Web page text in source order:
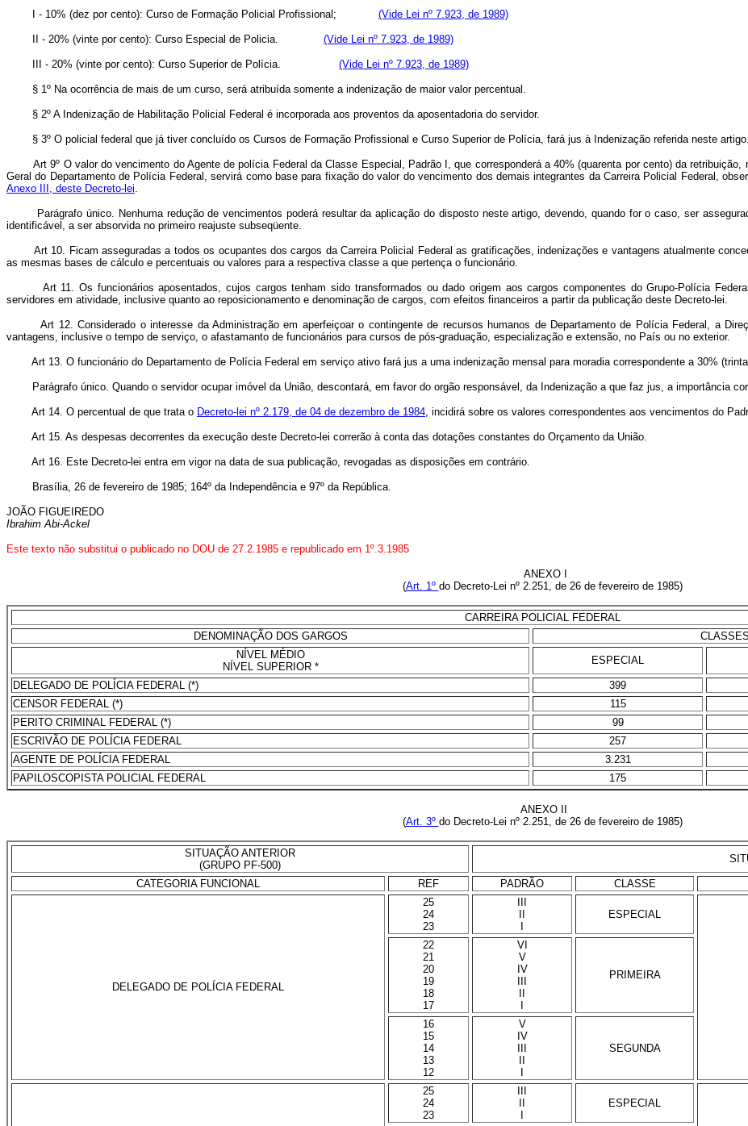
I - 10% (dez por cento): Curso de Formação Policial Profissional; (Vide Lei nº 7.923, de 1989)
II - 20% (vinte por cento): Curso Especial de Policia. (Vide Lei nº 7.923, de 1989)
III - 20% (vinte por cento): Curso Superior de Polícia. (Vide Lei nº 7.923, de 1989)
§ 1º Na ocorrência de mais de um curso, será atribuída somente a indenização de maior valor percentual.
§ 2º A Indenização de Habilitação Policial Federal é incorporada aos proventos da aposentadoria do servidor.
§ 3º O policial federal que já tiver concluído os Cursos de Formação Profissional e Curso Superior de Polícia, fará jus à Indenização referida neste artigo.
Art 9º O valor do vencimento do Agente de polícia Federal da Classe Especial, Padrão I, que corresponderá a 40% (quarenta por cento) da
Geral do Departamento de Polícia Federal, servirá como base para fixação do valor do vencimento dos demais integrantes da Carreira Policial Federal,
Anexo III, deste Decreto-lei
Parágrafo único. Nenhuma redução de vencimentos poderá resultar da aplicação do disposto neste artigo, devendo, quando for o caso, ser
identificável, a ser absorvida no primeiro reajuste subseqüente.
Art 10. Ficam asseguradas a todos os ocupantes dos cargos da Carreira Policial Federal as gratificações, indenizações e vantagens atualmente
as mesmas bases de cálculo e percentuais ou valores para a respectiva classe a que pertença o funcionário.
Art 11. Os funcionários aposentados, cujos cargos tenham sido transformados ou dado origem aos cargos componentes do Grupo-Polícia
servidores em atividade, inclusive quanto ao reposicionamento e denominação de cargos, com efeitos financeiros a partir da publicação deste Decreto-lei.
Art 12. Considerado o interesse da Administração em aperfeiçoar o contingente de recursos humanos de Departamento de Polícia Federal, a
vantagens, inclusive o tempo de serviço, o afastamanto de funcionários para cursos de pós-graduação, especialização e extensão, no País ou no exterior.
Art 13. O funcionário do Departamento de Polícia Federal em serviço ativo fará jus a uma indenização mensal para moradia correspondente a 30%
Parágrafo único. Quando o servidor ocupar imóvel da União, descontará, em favor do orgão responsável, da Indenização a que faz jus, a importância
Art 14. O percentual de que trata o Decreto-lei nº 2.179, de 04 de dezembro de 1984 , incidirá sobre os valores correspondentes aos vencimentos do
Art 15. As despesas decorrentes da execução deste Decreto-lei correrão à conta das dotações constantes do Orçamento da União.
Art 16. Este Decreto-lei entra em vigor na data de sua publicação, revogadas as disposições em contrário.
Brasília, 26 de fevereiro de 1985; 164º da Independência e 97º da República.
JOÃO FIGUEIREDO
Ibrahim Abi-Ackel
Este texto não substitui o publicado no DOU de 27.2.1985 e republicado em 1º.3.1985
ANEXO I
(Art. 1º do Decreto-Lei nº 2.251, de 26 de fevereiro de 1985)
CARREIRA POLICIAL FEDERAL
DENOMINAÇÃO DOS GARGOS
NÍVEL MÉDIO
NÍVEL SUPERIOR *
ESPECIAL
DELEGADO DE POLÍCIA FEDERAL (*) 399
CENSOR FEDERAL (*)
115
PERITO CRIMINAL FEDERAL (*)
99
ESCRIVÃO DE POLÍCIA FEDERAL
257
AGENTE DE POLÍCIA FEDERAL
3.231
PAPILOSCOPISTA POLICIAL FEDERAL
175
ANEXO II
(Art. 3º do Decreto-Lei nº 2.251, de 26 de fevereiro de 1985)
SITUAÇÃO ANTERIOR
(GRUPO PF-500)
CATEGORIA FUNCIONAL REF PADRÃO CLASSE
DELEGADO DE POLÍCIA FEDERAL
25
24
23
ESPECIAL
22
21
20
19
18
17
VI
V
IV
PRIMEIRA
16
15
14
13
12
V
IV
SEGUNDA
25
24
23
ESPECIAL